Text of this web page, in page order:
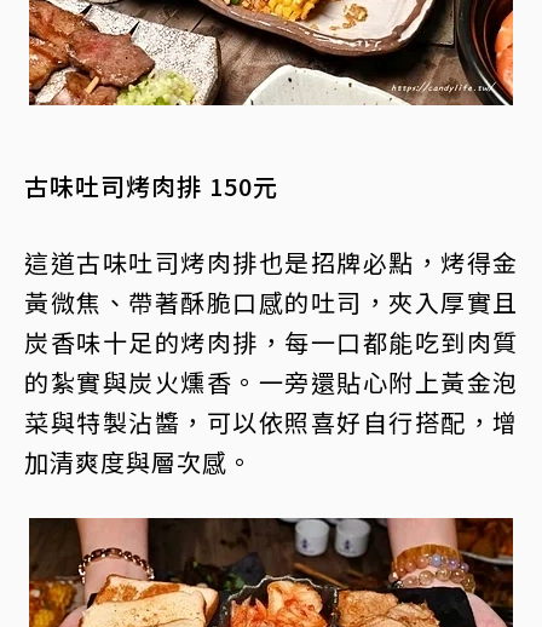
古味吐司烤肉排 150元
這道古味吐司烤肉排也是招牌必點，烤得金
黃微焦、帶著酥脆口感的吐司，夾入厚實且
炭香味十足的烤肉排，每一口都能吃到肉質
的紮實與炭火燻香。一旁還貼心附上黃金泡
菜與特製沾醬，可以依照喜好自行搭配，增
加清爽度與層次感。